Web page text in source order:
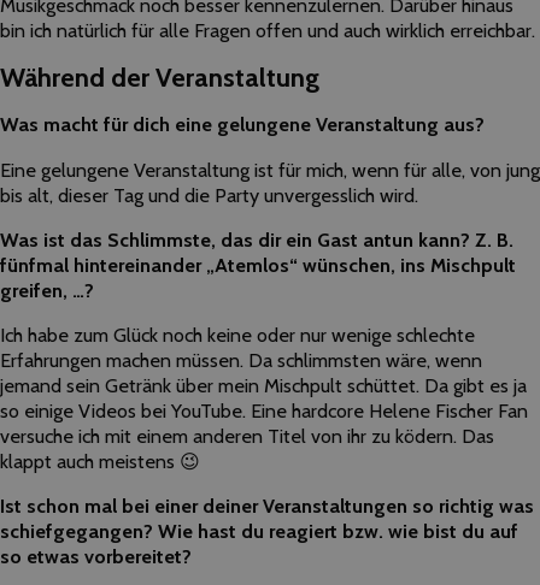
Musikgeschmack noch besser kennenzulernen. Darüber hinaus
bin ich natürlich für alle Fragen offen und auch wirklich erreichbar.
Während der Veranstaltung
Was macht für dich eine gelungene Veranstaltung aus?
Eine gelungene Veranstaltung ist für mich, wenn für alle, von jung
bis alt, dieser Tag und die Party unvergesslich wird.
Was ist das Schlimmste, das dir ein Gast antun kann? Z. B.
fünfmal hintereinander „Atemlos“ wünschen, ins Mischpult
greifen, …?
Ich habe zum Glück noch keine oder nur wenige schlechte
Erfahrungen machen müssen. Da schlimmsten wäre, wenn
jemand sein Getränk über mein Mischpult schüttet. Da gibt es ja
so einige Videos bei YouTube. Eine hardcore Helene Fischer Fan
versuche ich mit einem anderen Titel von ihr zu ködern. Das
klappt auch meistens 😉
Ist schon mal bei einer deiner Veranstaltungen so richtig was
schiefgegangen? Wie hast du reagiert bzw. wie bist du auf
so etwas vorbereitet?